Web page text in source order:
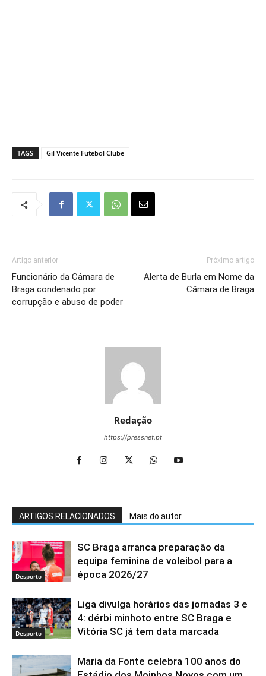
TAGS Gil Vicente Futebol Clube
Artigo anterior
Funcionário da Câmara de
Braga condenado por
corrupção e abuso de poder
Próximo artigo
Alerta de Burla em Nome da
Câmara de Braga
Redação
https://pressnet.pt
ARTIGOS RELACIONADOS Mais do autor
Desporto
SC Braga arranca preparação da
equipa feminina de voleibol para a
época 2026/27
Desporto
Liga divulga horários das jornadas 3 e
4: dérbi minhoto entre SC Braga e
Vitória SC já tem data marcada
Maria da Fonte celebra 100 anos do